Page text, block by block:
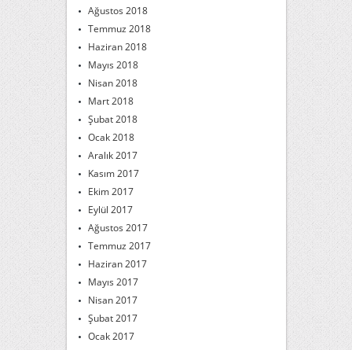
Ağustos 2018
Temmuz 2018
Haziran 2018
Mayıs 2018
Nisan 2018
Mart 2018
Şubat 2018
Ocak 2018
Aralık 2017
Kasım 2017
Ekim 2017
Eylül 2017
Ağustos 2017
Temmuz 2017
Haziran 2017
Mayıs 2017
Nisan 2017
Şubat 2017
Ocak 2017